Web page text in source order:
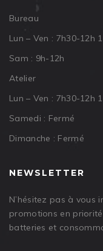
Bureau
Lun – Ven : 7h30-12h
Sam : 9h-12h
Atelier
Lun – Ven : 7h30-12h
Samedi : Fermé
Dimanche : Fermé
NEWSLETTER
N’hésitez pas à vous
promotions en
batteries et